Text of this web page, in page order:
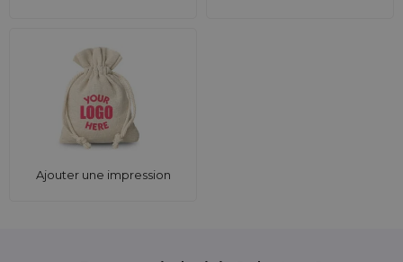
Ajouter une impression